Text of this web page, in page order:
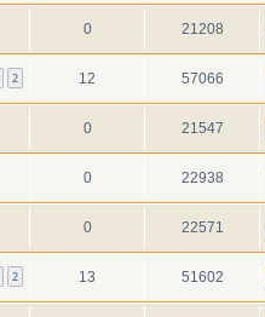
0 21208
2 12 57066
0 21547
0 22938
0 22571
2 13 51602